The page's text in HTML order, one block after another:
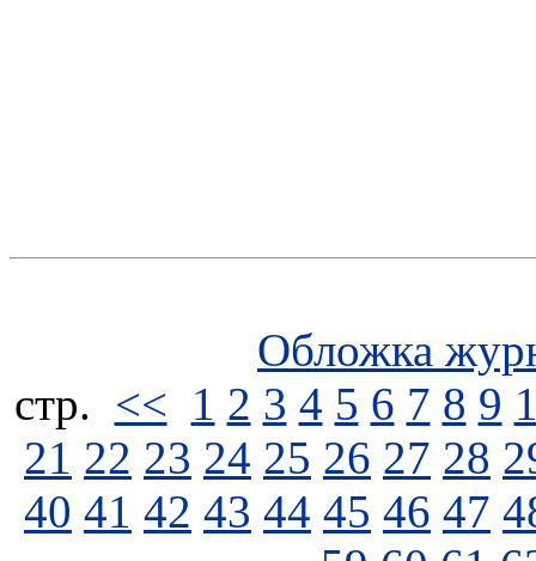
Обложка
стp. << 1 2 3 4 5 6 7 8 9
21 22 23 24 25 26 27 28
40 41 42 43 44 45 46 47